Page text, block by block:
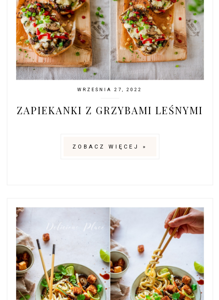
WRZEŚNIA 27, 2022
ZAPIEKANKI Z GRZYBAMI LEŚNYMI
ZOBACZ WIĘCEJ »